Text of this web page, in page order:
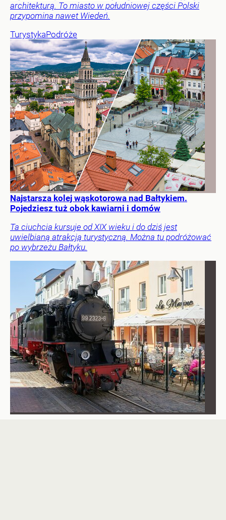
architekturą. To miasto w południowej części Polski
przypomina nawet Wiedeń.
TurystykaPodróże
Najstarsza kolej wąskotorowa nad Bałtykiem.
Pojedziesz tuż obok kawiarni i domów
Ta ciuchcia kursuje od XIX wieku i do dziś jest
uwielbianą atrakcją turystyczną. Można tu podróżować
po wybrzeżu Bałtyku.